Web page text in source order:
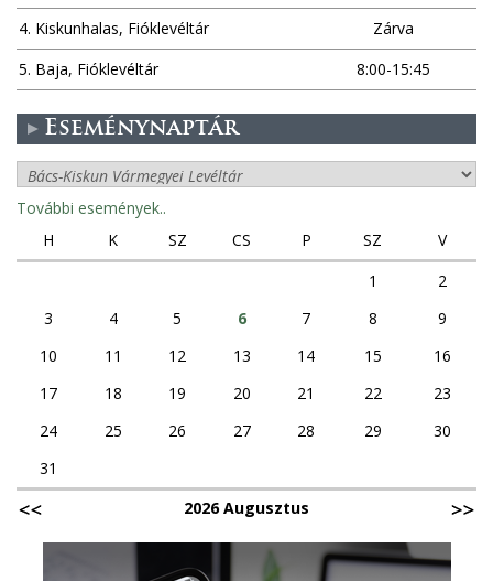
4. Kiskunhalas, Fióklevéltár
Zárva
5. Baja, Fióklevéltár
8:00-15:45
Eseménynaptár
További események..
H
K SZ CS P SZ
V
1
2
3
4 5 6 7 8
9
10
11 12 13 14 15
16
17
18 19 20 21 22
23
24
25 26 27 28 29
30
31
2026 Augusztus